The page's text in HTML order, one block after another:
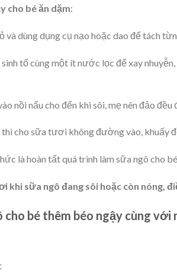
cho bé ăn dặm:
và dùng dụng cụ nạo hoặc dao để tách
tố cùng một ít nước lọc để xay
nồi nấu cho đến khi sôi, mẹ nên đảo đều
cho sữa tươi không đường vào, khuấy
là hoàn tất quá trình làm sữa ngô cho
khi sữa ngô đang sôi hoặc còn nóng,
cho bé thêm béo ngậy cùng